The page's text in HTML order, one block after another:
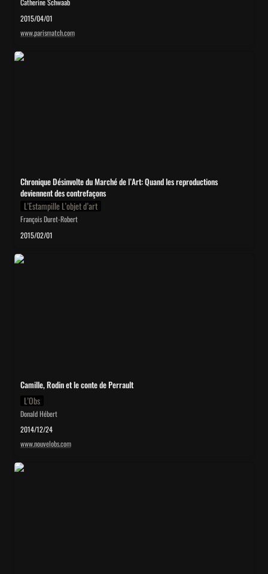
Catherine Schwaab
2015/04/01
www.parismatch.com
Chronique Désinvolte du Marché de l’Art: Quand les reproductions
Chronique Désinvolte du Marché de l’Art: Quand les reproductions
deviennent des contrefaçons
L’Estampille L’objet d’art
François Duret-Robert
2015/02/01
Camille, Rodin et le conte de Perrault
Camille, Rodin et le conte de Perrault
L’Obs
Donald Hébert
2014/12/24
www.nouvelobs.com
La microtomographie X au service de la lutte contre la contrefaçon